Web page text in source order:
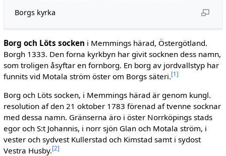
Borgs kyrka
Borg och Löts socken i Memmings härad, Östergötland.
Borgh 1333. Den forna kyrkbyn har givit socknen dess namn,
som troligen åsyftar en fornborg. En borg av jordvallstyp har
funnits vid Motala ström öster om Borgs säteri.[1 ]
Borg och Löts socken, i Memmings härad är genom kungl.
resolution af den 21 oktober 1783 förenad af tvenne socknar
med dessa namn. Gränserna äro i öster Norrköpings stads
egor och S:t Johannis, i norr sjön Glan och Motala ström, i
vester och sydvest Kullerstad och Kimstad samt i sydost
Vestra Husby.[2]